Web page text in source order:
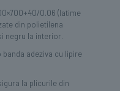
0.06 (latime
din polietilena
negru la interior.
adeziva cu lipire
la plicurile din